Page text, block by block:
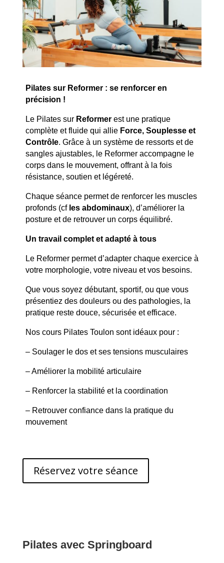
Pilates sur Reformer : se renforcer en
précision !
Le Pilates sur Reformerest une pratique
complète et fluide qui allie Force, Souplesse et
Contrôle. Grâce à un système de ressorts et de
sangles ajustables, le Reformer accompagne le
corps dans le mouvement, offrant à la fois
résistance, soutien et légéreté.
Chaque séance permet de renforcer les muscles
profonds (cf les abdominaux), d’améliorer la
posture et de retrouver un corps équilibré.
Un travail complet et adapté à tous
Le Reformer permet d’adapter chaque exercice à
votre morphologie, votre niveau et vos besoins.
Que vous soyez débutant, sportif, ou que vous
présentiez des douleurs ou des pathologies, la
pratique reste douce, sécurisée et efficace.
Nos cours Pilates Toulon sont idéaux pour :
– Soulager le dos et ses tensions musculaires
– Améliorer la mobilité articulaire
– Renforcer la stabilité et la coordination
– Retrouver confiance dans la pratique du
mouvement
Réservez votre séance
Pilates avec Springboard